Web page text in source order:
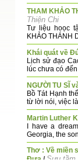
THAM KHẢO
Thiện Chi
Tư liệu hoọc
KHẢO THÁNH
Khái quát về
Lịch sử đạo
lúc chưa có
NGƯỜI TU SĨ
Bồ Tát Hạnh
từ lời nói, việc
Martin Luther
I have a
Georgia, the
Thơ : Về miền
Đưa / Sưu tầm